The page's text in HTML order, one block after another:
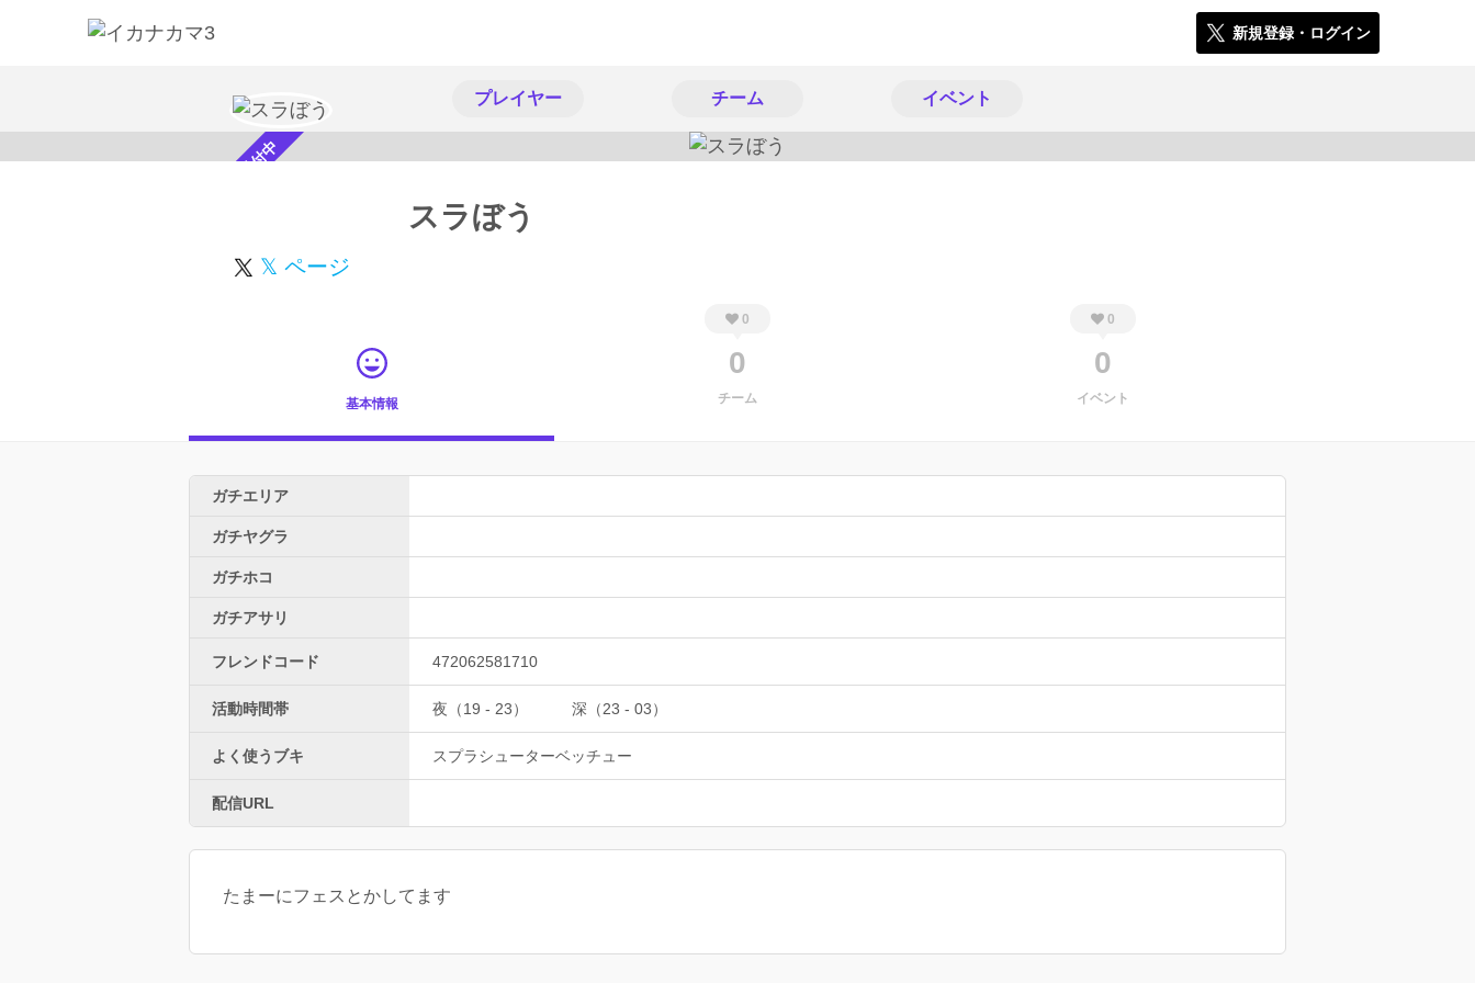
新規登録・ログイン
プレイヤー チーム イベント
スカウト受付中 スラぼう
𝕏 ページ
基本情報
0
0
チーム
0
0
イベント
ガチエリア
ガチヤグラ
ガチホコ
ガチアサリ
フレンドコード 472062581710
活動時間帯 夜（19 - 23） 深（23 - 03）
よく使うブキ スプラシューターベッチュー
配信URL
たまーにフェスとかしてます